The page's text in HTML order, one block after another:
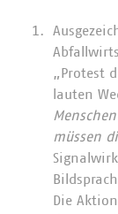
„Protest
lauten
müssen
Die